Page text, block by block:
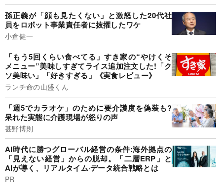
孫正義が「顔も見たくない」と激怒した20代社
員をロボット事業責任者に抜擢したワケ
小倉健一
「もう5回くらい食べてる」すき家の“やけくそ
メニュー”美味しすぎてライス追加注文した!「ク
ソ美味い」「好きすぎる」《実食レビュー》
ランチ命の山盛くん
「週5でカラオケ」のために要介護度を偽装も?
呆れた実態に介護現場が怒りの声
甚野博則
AI時代に勝つグローバル経営の条件:海外拠点の
「見えない経営」からの脱却。「二層ERP」と
AIが導く、リアルタイム·データ統合戦略とは
PR